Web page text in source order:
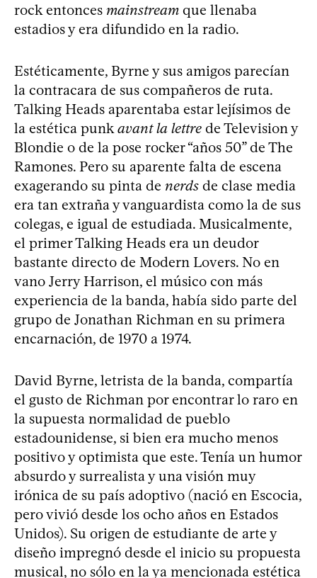
rock entonces mainstream que llenaba
estadios y era difundido en la radio.
Estéticamente, Byrne y sus amigos parecían
la contracara de sus compañeros de ruta.
Talking Heads aparentaba estar lejísimos de
la estética punk avant la lettre de Television y
Blondie o de la pose rocker “años 50” de The
Ramones. Pero su aparente falta de escena
exagerando su pinta de nerds de clase media
era tan extraña y vanguardista como la de sus
colegas, e igual de estudiada. Musicalmente,
el primer Talking Heads era un deudor
bastante directo de Modern Lovers. No en
vano Jerry Harrison, el músico con más
experiencia de la banda, había sido parte del
grupo de Jonathan Richman en su primera
encarnación, de 1970 a 1974.
David Byrne, letrista de la banda, compartía
el gusto de Richman por encontrar lo raro en
la supuesta normalidad de pueblo
estadounidense, si bien era mucho menos
positivo y optimista que este. Tenía un humor
absurdo y surrealista y una visión muy
irónica de su país adoptivo (nació en Escocia,
pero vivió desde los ocho años en Estados
Unidos). Su origen de estudiante de arte y
diseño impregnó desde el inicio su propuesta
musical, no sólo en la ya mencionada estética